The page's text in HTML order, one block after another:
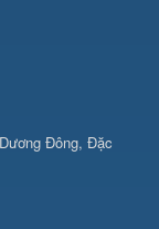
Đông, Đặc